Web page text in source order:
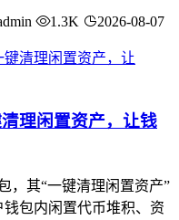
1.3K 2026-08-07
理闲置资产，让钱
，其“一键清理闲置资产”
包内闲置代币堆积、资